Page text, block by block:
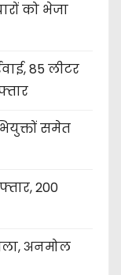
को भेजा
85 लीटर
समेत
200
अनमोल